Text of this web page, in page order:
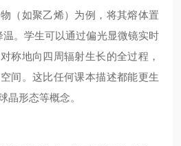
物（如聚乙烯）为例，将其熔体置
。学生可以通过偏光显微镜实时
称地向四周辐射生长的全过程，
间。这比任何课本描述都能更生
晶形态等概念。